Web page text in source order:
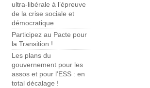
ultra-libérale à l’épreuve
de la crise sociale et
démocratique
Participez au Pacte pour
la Transition !
Les plans du
gouvernement pour les
assos et pour l’ESS : en
total décalage !